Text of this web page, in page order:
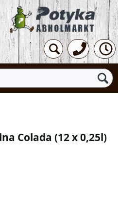
Colada (12 x 0,25l)